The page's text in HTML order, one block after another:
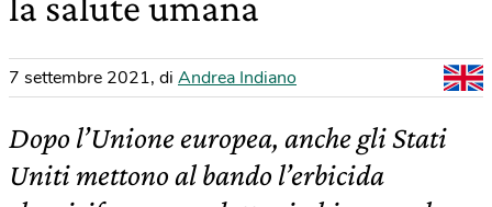
7 settembre 2021, di Andrea Indiano
Dopo l’Unione europea, anche gli Stati
Uniti mettono al bando l’erbicida